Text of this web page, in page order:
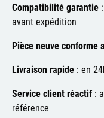
Compatibilité garantie
avant expédition
Pièce neuve conforme
Livraison rapide : en
Service client réactif :
référence